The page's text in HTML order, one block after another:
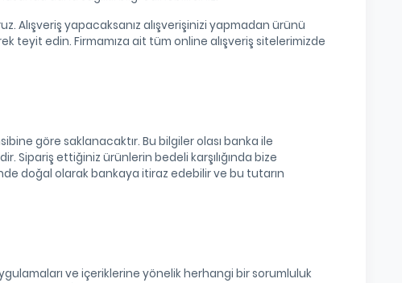
Alışveriş yapacaksanız alışverişinizi yapmadan ürünü
teyit edin. Firmamıza ait tüm online alışveriş sitelerimizde
göre saklanacaktır. Bu bilgiler olası banka ile
Sipariş ettiğiniz ürünlerin bedeli karşılığında bize
doğal olarak bankaya itiraz edebilir ve bu tutarın
ve içeriklerine yönelik herhangi bir sorumluluk